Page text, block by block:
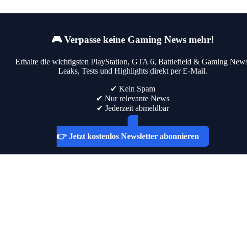
🎮 Verpasse keine Gaming News mehr!
Erhalte die wichtigsten PlayStation, GTA 6, Battlefield & Gaming
Leaks, Tests und Highlights direkt per E-Mail.
✔ Kein Spam
✔ Nur relevante News
✔ Jederzeit abmeldbar
👉 Jetzt kostenlos Newsletter abonnieren